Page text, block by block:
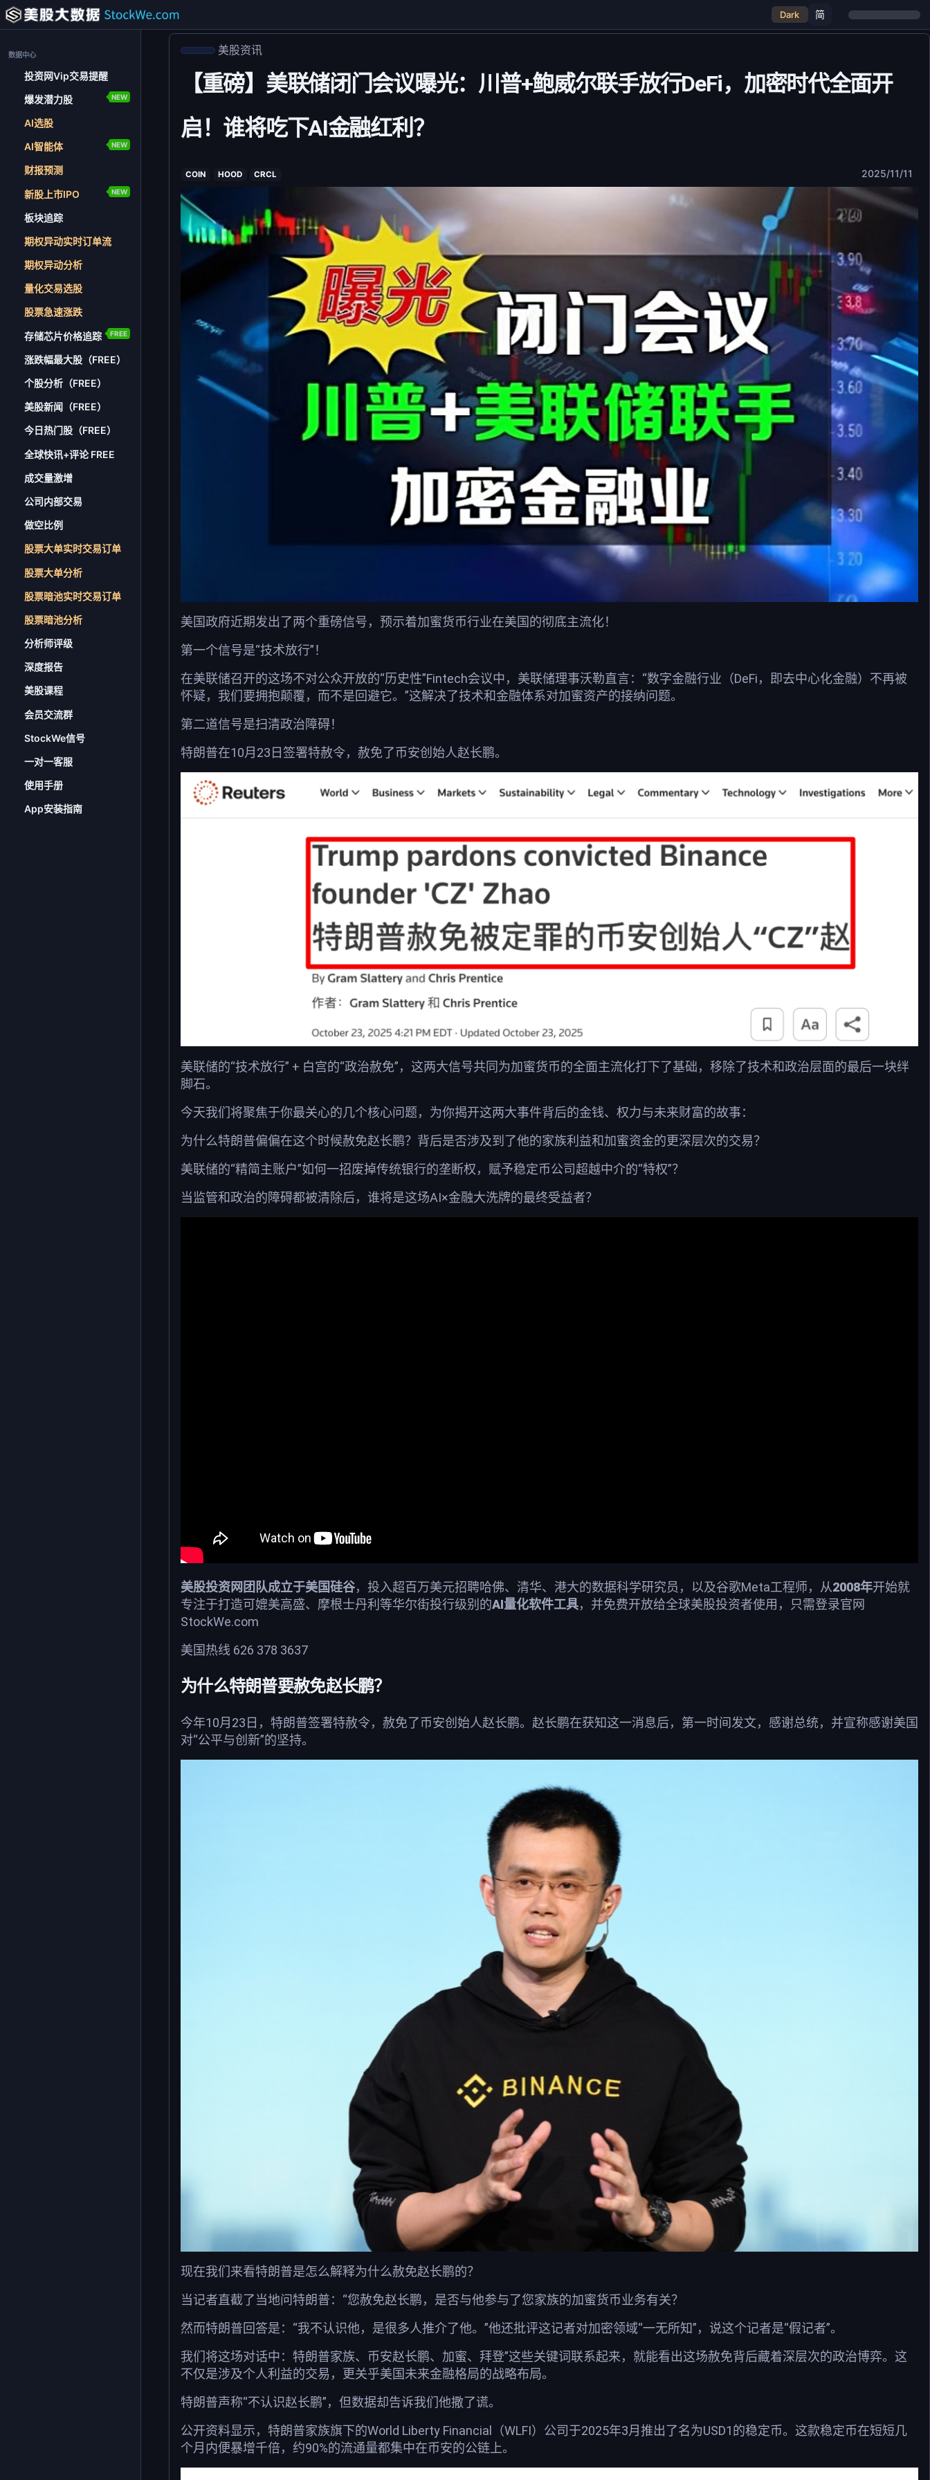
数据中心
投资网Vip交易提醒
爆发潜力股 NEW
AI选股
AI智能体 NEW
财报预测
新股上市IPO NEW
板块追踪
期权异动实时订单流
期权异动分析
量化交易选股
股票急速涨跌
存储芯片价格追踪 FREE
涨跌幅最大股（FREE）
个股分析（FREE）
美股新闻（FREE）
今日热门股（FREE）
全球快讯+评论 FREE
成交量激增
公司内部交易
做空比例
股票大单实时交易订单
股票大单分析
股票暗池实时交易订单
股票暗池分析
分析师评级
深度报告
美股课程
会员交流群
StockWe信号
一对一客服
使用手册
App安装指南
Dark 简
美股资讯
【重磅】美联储闭门会议曝光：川普+鲍威尔联手放行DeFi，加密时代全面开
启！谁将吃下AI金融红利？
COIN HOOD CRCL 2025/11/11
美国政府近期发出了两个重磅信号，预示着加蜜货币行业在美国的彻底主流化！
第一个信号是“技术放行”！
在美联储召开的这场不对公众开放的“历史性”Fintech会议中，美联储理事沃勒直言：“数字金融行业（DeFi，即去中心化金融）不再被
怀疑，我们要拥抱颠覆，而不是回避它。”这解决了技术和金融体系对加蜜资产的接纳问题。
第二道信号是扫清政治障碍！
特朗普在10月23日签署特赦令，赦免了币安创始人赵长鹏。
美联储的“技术放行” + 白宫的“政治赦免”，这两大信号共同为加蜜货币的全面主流化打下了基础，移除了技术和政治层面的最后一块绊
脚石。
今天我们将聚焦于你最关心的几个核心问题，为你揭开这两大事件背后的金钱、权力与未来财富的故事：
为什么特朗普偏偏在这个时候赦免赵长鹏？背后是否涉及到了他的家族利益和加蜜资金的更深层次的交易？
美联储的“精简主账户”如何一招废掉传统银行的垄断权，赋予稳定币公司超越中介的“特权”？
当监管和政治的障碍都被清除后，谁将是这场AI×金融大洗牌的最终受益者？
美股投资网团队成立于美国硅谷，投入超百万美元招聘哈佛、清华、港大的数据科学研究员，以及谷歌Meta工程师，从2008年开始就
专注于打造可媲美高盛、摩根士丹利等华尔街投行级别的AI量化软件工具，并免费开放给全球美股投资者使用，只需登录官网
StockWe.com
美国热线 626 378 3637
为什么特朗普要赦免赵长鹏？
今年10月23日，特朗普签署特赦令，赦免了币安创始人赵长鹏。赵长鹏在获知这一消息后，第一时间发文，感谢总统，并宣称感谢美国
对“公平与创新”的坚持。
现在我们来看特朗普是怎么解释为什么赦免赵长鹏的？
当记者直截了当地问特朗普：“您赦免赵长鹏，是否与他参与了您家族的加蜜货币业务有关？
然而特朗普回答是：“我不认识他，是很多人推介了他。”他还批评这记者对加密领域“一无所知”，说这个记者是“假记者”。
我们将这场对话中：特朗普家族、币安赵长鹏、加蜜、拜登”这些关键词联系起来，就能看出这场赦免背后藏着深层次的政治博弈。这
不仅是涉及个人利益的交易，更关乎美国未来金融格局的战略布局。
特朗普声称“不认识赵长鹏”，但数据却告诉我们他撒了谎。
公开资料显示，特朗普家族旗下的World Liberty Financial（WLFI）公司于2025年3月推出了名为USD1的稳定币。这款稳定币在短短几
个月内便暴增千倍，约90%的流通量都集中在币安的公链上。